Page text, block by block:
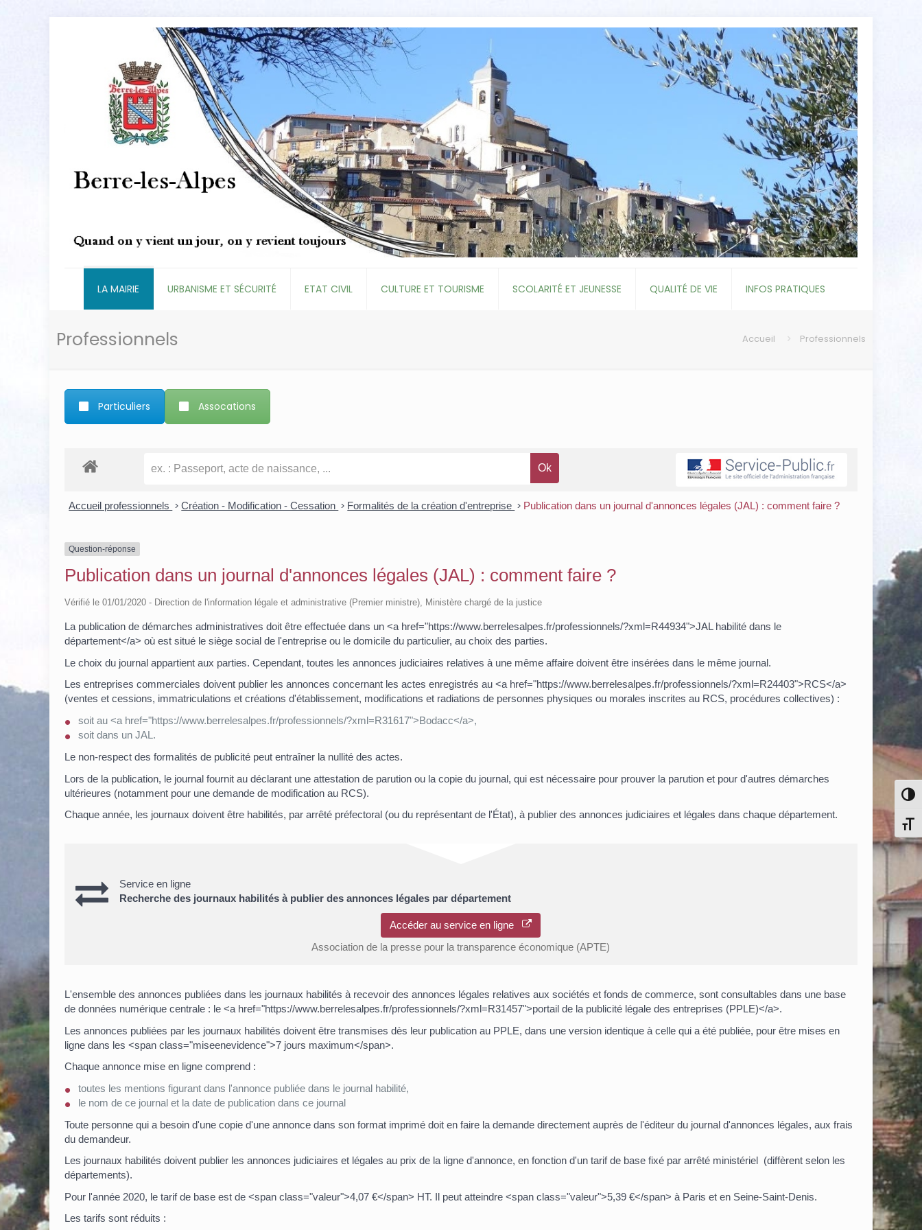
LA MAIRIE URBANISME ET SÉCURITÉ ETAT CIVIL CULTURE ET TOURISME SCOLARITÉ ET JEUNESSE QUALITÉ DE VIE INFOS PRATIQUES
Professionnels Accueil Professionnels
Particuliers Assocations
Accueil professionnels > Création - Modification - Cessation > Formalités de la création d'entreprise > Publication dans un journal d'annonces légales (JAL) : comment faire ?
Question-réponse
Publication dans un journal d'annonces légales (JAL) : comment faire ?
Vérifié le 01/01/2020 - Direction de l'information légale et administrative (Premier ministre), Ministère chargé de la justice
La publication de démarches administratives doit être effectuée dans un <a href="https://www.berrelesalpes.fr/professionnels/?xml=R44934">JAL habilité dans le
département</a> où est situé le siège social de l'entreprise ou le domicile du particulier, au choix des parties.
Le choix du journal appartient aux parties. Cependant, toutes les annonces judiciaires relatives à une même affaire doivent être insérées dans le même journal.
Les entreprises commerciales doivent publier les annonces concernant les actes enregistrés au <a href="https://www.berrelesalpes.fr/professionnels/?xml=R24403">RCS</a>
(ventes et cessions, immatriculations et créations d'établissement, modifications et radiations de personnes physiques ou morales inscrites au RCS, procédures collectives) :
soit au <a href="https://www.berrelesalpes.fr/professionnels/?xml=R31617">Bodacc</a>,
soit dans un JAL.
Le non-respect des formalités de publicité peut entraîner la nullité des actes.
Lors de la publication, le journal fournit au déclarant une attestation de parution ou la copie du journal, qui est nécessaire pour prouver la parution et pour d'autres démarches
ultérieures (notamment pour une demande de modification au RCS).
Chaque année, les journaux doivent être habilités, par arrêté préfectoral (ou du représentant de l'État), à publier des annonces judiciaires et légales dans chaque département.
Service en ligne
Recherche des journaux habilités à publier des annonces légales par département
Accéder au service en ligne
Association de la presse pour la transparence économique (APTE)
L'ensemble des annonces publiées dans les journaux habilités à recevoir des annonces légales relatives aux sociétés et fonds de commerce, sont consultables dans une base
de données numérique centrale : le <a href="https://www.berrelesalpes.fr/professionnels/?xml=R31457">portail de la publicité légale des entreprises (PPLE)</a>.
Les annonces publiées par les journaux habilités doivent être transmises dès leur publication au PPLE, dans une version identique à celle qui a été publiée, pour être mises en
ligne dans les <span class="miseenevidence">7 jours maximum</span>.
Chaque annonce mise en ligne comprend :
toutes les mentions figurant dans l'annonce publiée dans le journal habilité,
le nom de ce journal et la date de publication dans ce journal
Toute personne qui a besoin d'une copie d'une annonce dans son format imprimé doit en faire la demande directement auprès de l'éditeur du journal d'annonces légales, aux frais
du demandeur.
Les journaux habilités doivent publier les annonces judiciaires et légales au prix de la ligne d'annonce, en fonction d'un tarif de base fixé par arrêté ministériel (diffèrent selon les
départements).
Pour l'année 2020, le tarif de base est de <span class="valeur">4,07 €</span> HT. Il peut atteindre <span class="valeur">5,39 €</span> à Paris et en Seine-Saint-Denis.
Les tarifs sont réduits :